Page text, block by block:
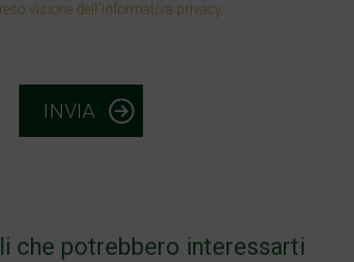
visione dell'informativa privacy.
INVIA
che potrebbero interessarti